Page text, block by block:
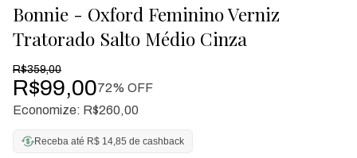
Bonnie - Oxford Feminino Verniz
Tratorado Salto Médio Cinza
R$359,00
R$99,0072% OFF
Economize: R$260,00
Receba até R$ 14,85 de cashback